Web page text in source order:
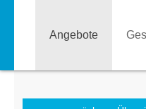
Angebote